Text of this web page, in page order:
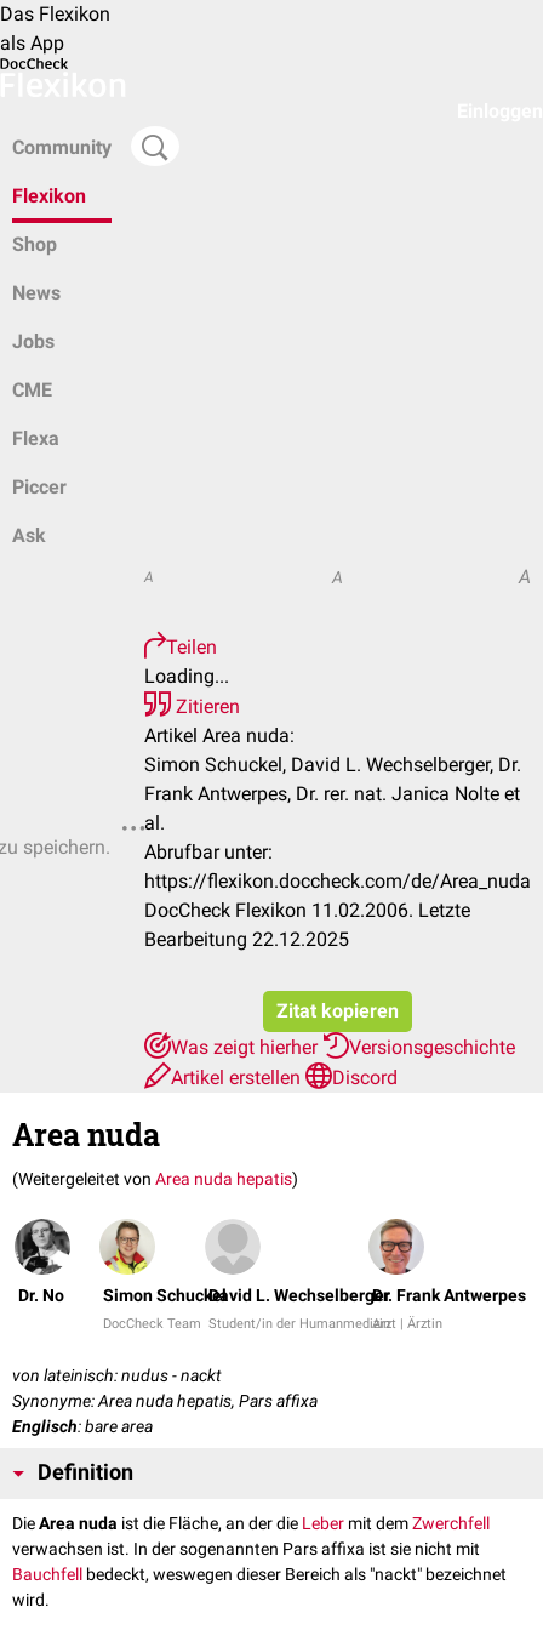
Das Flexikon
als App
Community
Flexikon
Shop
News
Jobs
CME
Flexa
Piccer
Ask
speichern.
A A A
Teilen
Loading...
Zitieren
Artikel Area nuda:
Simon Schuckel, David L. Wechselberger, Dr.
Frank Antwerpes, Dr. rer. nat. Janica Nolte et
al.
Abrufbar unter:
https://flexikon.doccheck.com/de/Area_nuda
DocCheck Flexikon 11.02.2006. Letzte
Bearbeitung 22.12.2025
Zitat kopieren
Was zeigt hierher
Versionsgeschichte
Artikel erstellen
Discord
Area nuda
(Weitergeleitet von Area nuda hepatis)
Dr. No Simon Schuckel
DocCheck Team
David L. Wechselberger
Student/in der Humanmedizin
Dr. Frank Antwerpes
Arzt | Ärztin
von lateinisch: nudus - nackt
Synonyme: Area nuda hepatis, Pars affixa
Englisch: bare area
Definition
DieArea nuda ist die Fläche, an der die Leber mit demZwerchfell
verwachsen ist. In der sogenannten Pars affixa ist sie nicht mit
Bauchfell bedeckt, weswegen dieser Bereich als "nackt" bezeichnet
wird.